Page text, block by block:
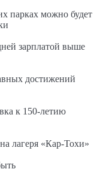
парках можно будет
зарплатой выше
достижений
к 150-летию
лагеря «Кар-Тохи»